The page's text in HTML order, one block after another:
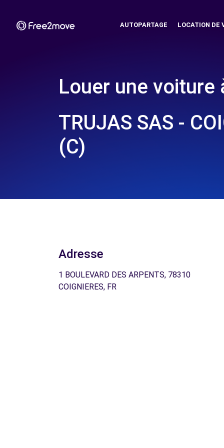
AUTOPARTAGE LOCATION DE
Louer une voiture
TRUJAS SAS -
(C)
Adresse
1 BOULEVARD DES ARPENTS, 78310
COIGNIERES, FR